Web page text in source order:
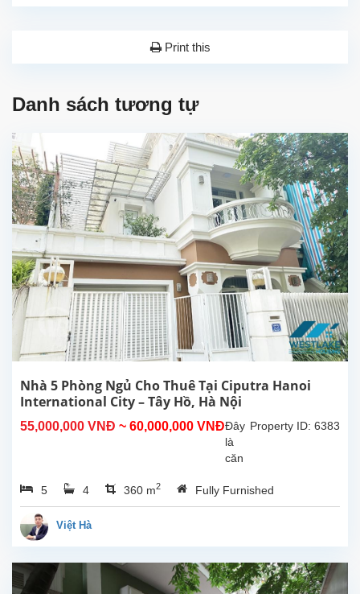
Print this
Danh sách tương tự
Nhà 5 Phòng Ngủ Cho Thuê Tại Ciputra Hanoi
International City – Tây Hồ, Hà Nội
55,000,000 VNĐ ~ 60,000,000 VNĐ Property ID: 6383
Đây
là
căn
đẹp
cho
tích
xây
5 4 360 m2 Fully Furnished
Việt Hà